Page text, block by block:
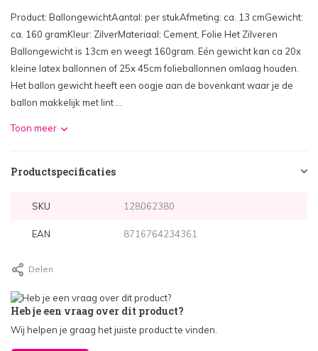
Product: BallongewichtAantal: per stukAfmeting: ca. 13 cmGewicht:
ca. 160 gramKleur: ZilverMateriaal: Cement, Folie Het Zilveren
Ballongewicht is 13cm en weegt 160gram. Eén gewicht kan ca 20x
kleine latex ballonnen of 25x 45cm folieballonnen omlaag houden.
Het ballon gewicht heeft een oogje aan de bovenkant waar je de
ballon makkelijk met lint ...
Toon meer
Productspecificaties
SKU 128062380
EAN 8716764234361
Delen
Heb je een vraag over dit product?
Wij helpen je graag het juiste product te vinden.